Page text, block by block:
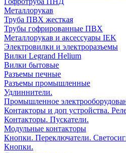
Металлорукав
Труба ПВХ жесткая
Трубы гофрированные ПВХ
Металлорукав и аксессуары IEK
Электровилки и электроразъемы
Вилки Legrand Helium
Вилки бытовые
Разъемы печные
Разъемы промышленные
Удлиннители.
Промышленное
Контакторы и доп устройства.
Контакторы. Пускатели.
Модульные контакторы
Кнопки. Переключатели.
Кнопки.